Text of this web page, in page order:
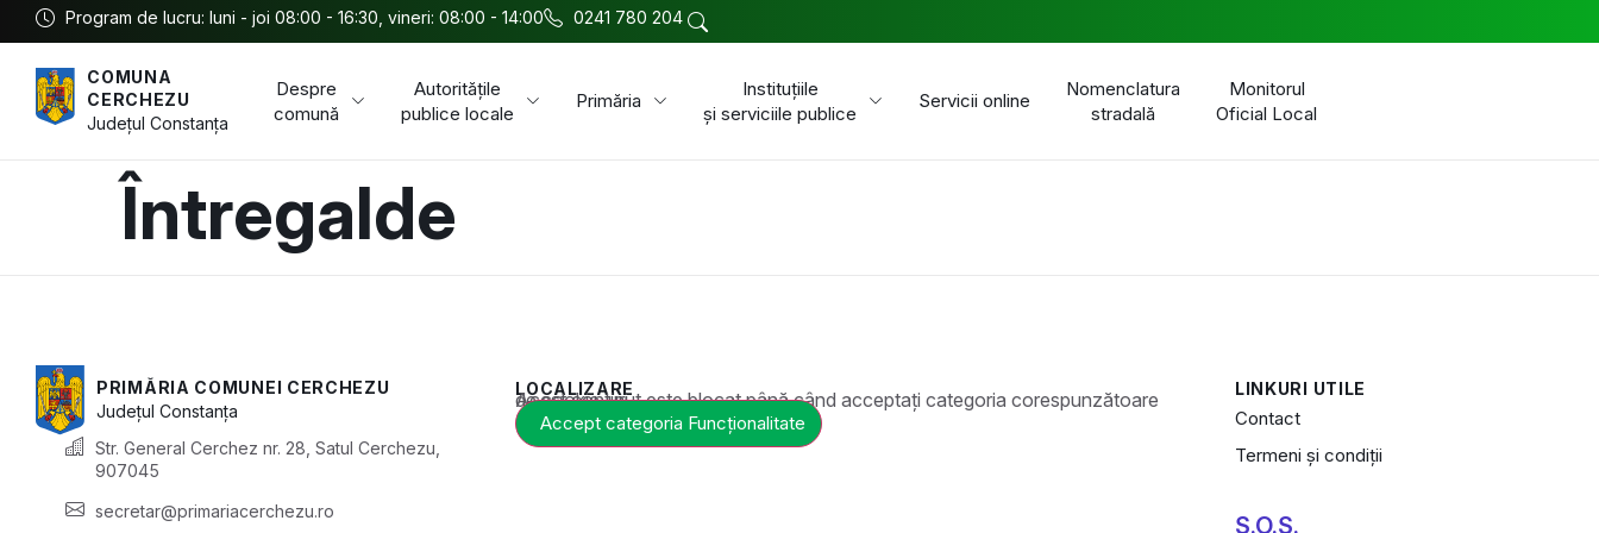
Program de lucru: luni - joi 08:00 - 16:30, vineri: 08:00 - 14:00 0241 780 204
COMUNA
CERCHEZU
JudețulConstanța
Despre
comună
Autoritățile
publice locale
Primăria
Instituțiile
și serviciile publice
Servicii online
Nomenclatura
stradală
Monitorul
Oficial Local
Întregalde
PRIMĂRIA COMUNEI CERCHEZU
JudețulConstanța
Str. General Cerchez nr. 28, Satul Cerchezu,
907045
secretar@primariacerchezu.ro
LOCALIZARE
Acest conținut este blocat până când acceptați categoria corespunzătoare de cookie-uri.
Accept categoria Funcționalitate
LINKURI UTILE
Contact
Termeni și condiții
S.O.S.